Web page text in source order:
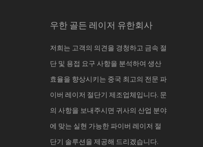
우한 골든 레이저 유한회사
저희는 고객의 의견을 경청하고 금속 절
단 및 용접 요구 사항을 분석하여 생산
효율을 향상시키는 중국 최고의 전문 파
이버 레이저 절단기 제조업체입니다. 문
의 사항을 보내주시면 귀사의 산업 분야
에 맞는 실현 가능한 파이버 레이저 절
단기 솔루션을 제공해 드리겠습니다.